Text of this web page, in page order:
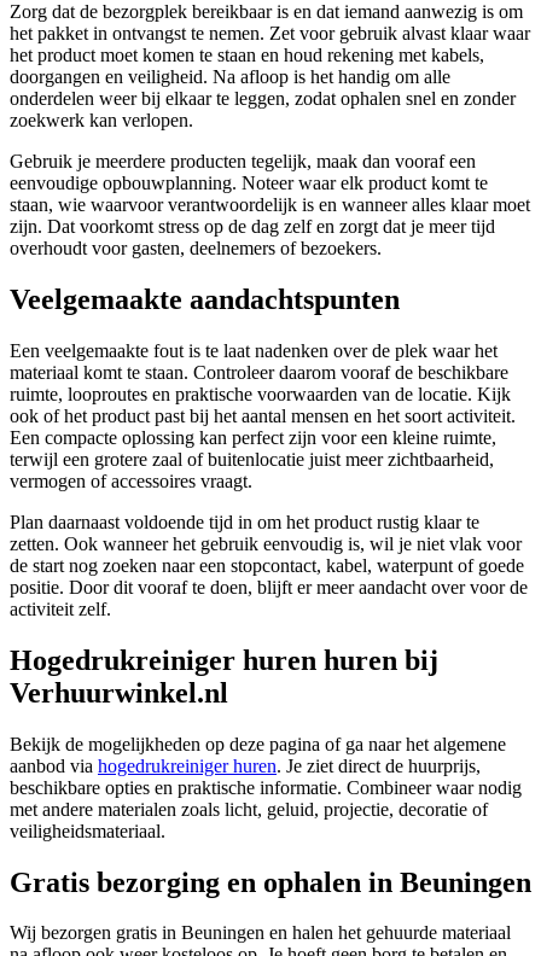
Zorg dat de bezorgplek bereikbaar is en dat iemand aanwezig is om
het pakket in ontvangst te nemen. Zet voor gebruik alvast klaar waar
het product moet komen te staan en houd rekening met kabels,
doorgangen en veiligheid. Na afloop is het handig om alle
onderdelen weer bij elkaar te leggen, zodat ophalen snel en zonder
zoekwerk kan verlopen.
Gebruik je meerdere producten tegelijk, maak dan vooraf een
eenvoudige opbouwplanning. Noteer waar elk product komt te
staan, wie waarvoor verantwoordelijk is en wanneer alles klaar moet
zijn. Dat voorkomt stress op de dag zelf en zorgt dat je meer tijd
overhoudt voor gasten, deelnemers of bezoekers.
Veelgemaakte aandachtspunten
Een veelgemaakte fout is te laat nadenken over de plek waar het
materiaal komt te staan. Controleer daarom vooraf de beschikbare
ruimte, looproutes en praktische voorwaarden van de locatie. Kijk
ook of het product past bij het aantal mensen en het soort activiteit.
Een compacte oplossing kan perfect zijn voor een kleine ruimte,
terwijl een grotere zaal of buitenlocatie juist meer zichtbaarheid,
vermogen of accessoires vraagt.
Plan daarnaast voldoende tijd in om het product rustig klaar te
zetten. Ook wanneer het gebruik eenvoudig is, wil je niet vlak voor
de start nog zoeken naar een stopcontact, kabel, waterpunt of goede
positie. Door dit vooraf te doen, blijft er meer aandacht over voor de
activiteit zelf.
Hogedrukreiniger huren huren bij
Verhuurwinkel.nl
Bekijk de mogelijkheden op deze pagina of ga naar het algemene
aanbod via hogedrukreiniger huren. Je ziet direct de huurprijs,
beschikbare opties en praktische informatie. Combineer waar nodig
met andere materialen zoals licht, geluid, projectie, decoratie of
veiligheidsmateriaal.
Gratis bezorging en ophalen in Beuningen
Wij bezorgen gratis in Beuningen en halen het gehuurde materiaal